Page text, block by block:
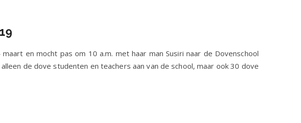
en mocht pas om 10 a.m. met haar man Susiri naar de Dovenschool
de dove studenten en teachers aan van de school, maar ook 30 dove